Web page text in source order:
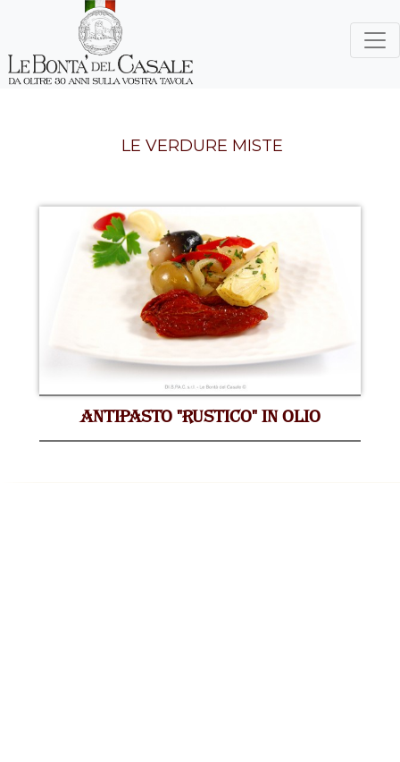
LE VERDURE MISTE
ANTIPASTO "RUSTICO" IN OLIO